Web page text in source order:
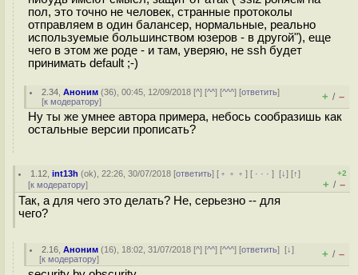
пол, это точно не человек, странные протоколы
отправляем в один балансер, нормальные, реально
используемые большинством юзеров - в другой"), еще
чего в этом же роде - и там, уверяю, не ssh будет
принимать default ;-)
2.34 ,Аноним (36), 00:45, 12/09/2018 [^] [^^] [^^^] [ответить]
[к модератору] + / –
Ну ты же умнее автора примера, небось сообразишь как
остальные версии прописать?
1.12 ,int13h (ok), 22:26, 30/07/2018 [ответить] [ ﹢﹢﹢] [ · · ·][↓] [↑]
[к модератору]
+2
+ / –
Так, а для чего это делать? Не, серьезно -- для
чего?
2.16 ,Аноним (16), 18:02, 31/07/2018 [^] [^^] [^^^] [ответить][↓]
[к модератору] + / –